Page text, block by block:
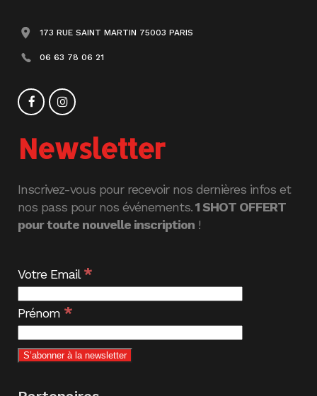
173 RUE SAINT MARTIN 75003 PARIS
06 63 78 06 21
Newsletter
Inscrivez-vous pour recevoir nos dernières infos et
nos pass pour nos événements.1 SHOT OFFERT
pour toute nouvelle inscription !
Votre Email*
Prénom *